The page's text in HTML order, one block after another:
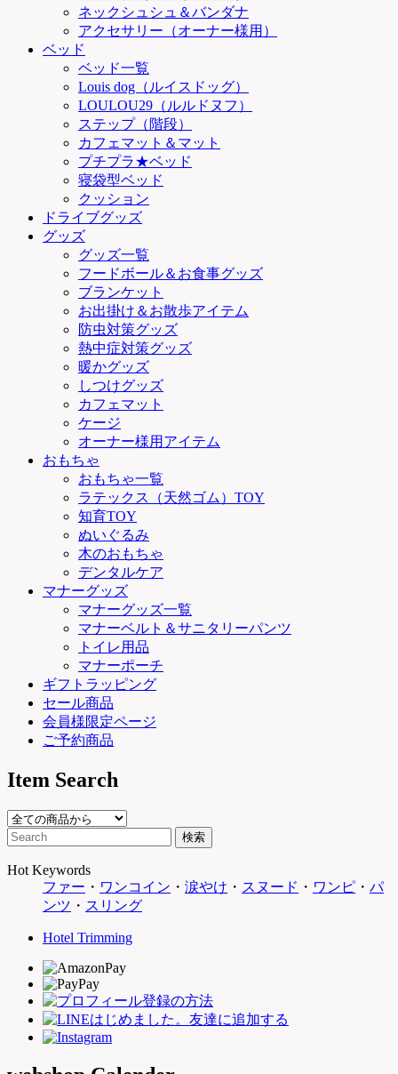
ネックシュシュ＆バンダナ
アクセサリー（オーナー様用）
ベッド
ベッド一覧
Louis dog（ルイスドッグ）
LOULOU29（ルルドヌフ）
ステップ（階段）
カフェマット＆マット
プチプラ★ベッド
寝袋型ベッド
クッション
ドライブグッズ
グッズ
グッズ一覧
フードボール＆お食事グッズ
ブランケット
お出掛け＆お散歩アイテム
防虫対策グッズ
熱中症対策グッズ
暖かグッズ
しつけグッズ
カフェマット
ケージ
オーナー様用アイテム
おもちゃ
おもちゃ一覧
ラテックス（天然ゴム）TOY
知育TOY
ぬいぐるみ
木のおもちゃ
デンタルケア
マナーグッズ
マナーグッズ一覧
マナーベルト＆サニタリーパンツ
トイレ用品
マナーポーチ
ギフトラッピング
セール商品
会員様限定ページ
ご予約商品
Item Search
Hot Keywords
ファー ・ ワンコイン ・ 涙やけ ・ スヌード ・ ワンピ ・ パ
ンツ ・ スリング
Hotel Trimming